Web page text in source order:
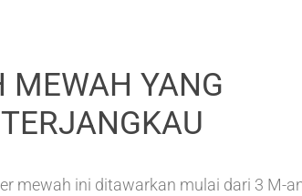
MEWAH YANG
mewah ini ditawarkan mulai dari 3 M-